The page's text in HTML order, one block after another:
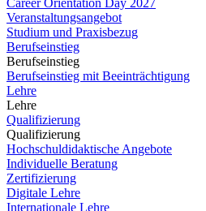
Career Orientation Day 2027
Veranstaltungsangebot
Studium und Praxisbezug
Berufseinstieg
Berufseinstieg
Berufseinstieg mit Beeinträchtigung
Lehre
Lehre
Qualifizierung
Qualifizierung
Hochschuldidaktische Angebote
Individuelle Beratung
Zertifizierung
Digitale Lehre
Internationale Lehre